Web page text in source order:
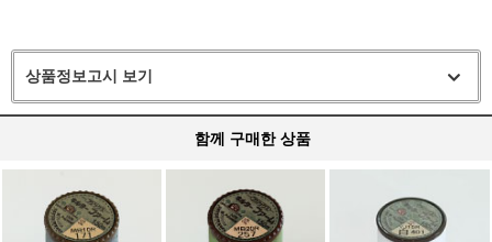
상품정보고시 보기
함께 구매한 상품